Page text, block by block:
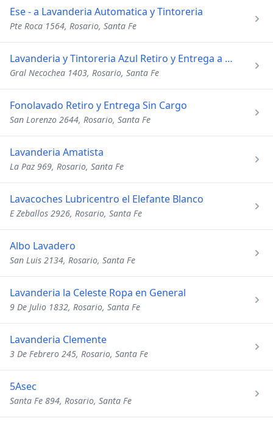
Ese - a Lavanderia Automatica y Tintoreria
Pte Roca 1564, Rosario, Santa Fe
Lavanderia y Tintoreria Azul Retiro y Entrega a Domicilio
Gral Necochea 1403, Rosario, Santa Fe
Fonolavado Retiro y Entrega Sin Cargo
San Lorenzo 2644, Rosario, Santa Fe
Lavanderia Amatista
La Paz 969, Rosario, Santa Fe
Lavacoches Lubricentro el Elefante Blanco
E Zeballos 2926, Rosario, Santa Fe
Albo Lavadero
San Luis 2134, Rosario, Santa Fe
Lavanderia la Celeste Ropa en General
9 De Julio 1832, Rosario, Santa Fe
Lavanderia Clemente
3 De Febrero 245, Rosario, Santa Fe
5Asec
Santa Fe 894, Rosario, Santa Fe